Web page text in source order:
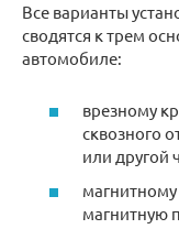
Все варианты
сводятся к трем
автомобиле:
врезному
сквозного
или другой
магнитную